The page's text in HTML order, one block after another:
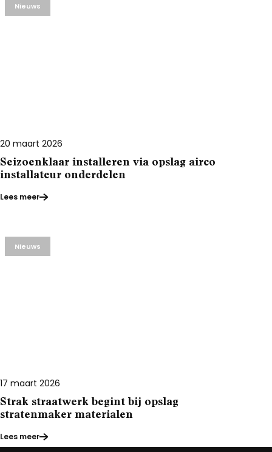
20 maart 2026
Seizoenklaar installeren via opslag airco
installateur onderdelen
Lees meer
Nieuws
17 maart 2026
Strak straatwerk begint bij opslag
stratenmaker materialen
Lees meer
Nieuws